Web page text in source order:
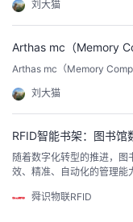
刘大猫
Arthas mc（Memory
Arthas mc（Memory
刘大猫
RFID智能书架：图书馆
随着数字化转型的推进，图
效、精准、自动化的管理能
舜识物联RFID